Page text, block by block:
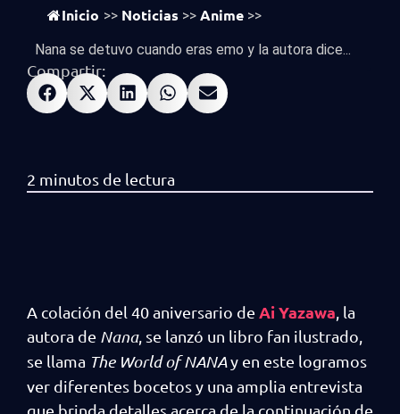
Inicio >> Noticias >> Anime >>
Nana se detuvo cuando eras emo y la autora dice...
Compartir:
A colación del 40 aniversario de Ai Yazawa , la
autora de Nana, se lanzó un libro fan ilustrado,
se llama The World of NANAy en este logramos
ver diferentes bocetos y una amplia entrevista
que brinda detalles acerca de la continuación de